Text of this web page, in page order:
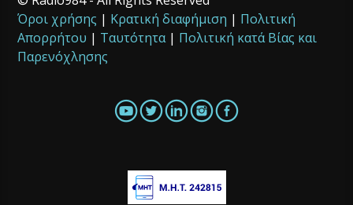
Όροι χρήσης | Κρατική διαφήμιση | Πολιτική
Απορρήτου | Ταυτότητα| Πολιτική κατά Βίας και
Παρενόχλησης